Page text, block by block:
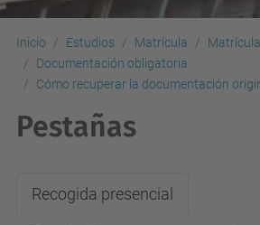
Inicio Estudios Matrícula
Documentación obligatoria
Cómo recuperar la documentación
Pestañas
Recogida presencial